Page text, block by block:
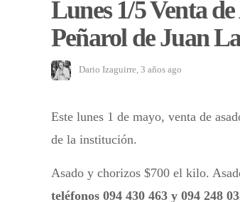
Lunes 1/5 Venta
Peñarol de Juan
Dario Izaguirre, 3 años ago
Este lunes 1 de mayo, venta de
de la institución.
Asado y chorizos $700 el kilo.
teléfonos 094 430 463 y 094 248